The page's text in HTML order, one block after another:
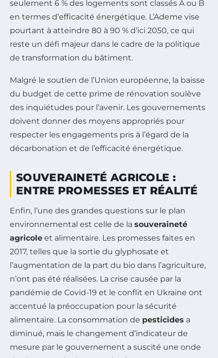
seulement 6 % des logements sont classés A ou B
en termes d’efficacité énergétique. L’Ademe vise
pourtant à atteindre 80 à 90 % d’ici 2050, ce qui
reste un défi majeur dans le cadre de la politique
de transformation du bâtiment.
Malgré le soutien de l’Union européenne, la baisse
du budget de cette prime de rénovation soulève
des inquiétudes pour l’avenir. Les gouvernements
doivent donner des moyens appropriés pour
respecter les engagements pris à l’égard de la
décarbonation et de l’efficacité énergétique.
SOUVERAINETÉ AGRICOLE :
ENTRE PROMESSES ET RÉALITÉ
Enfin, l’une des grandes questions sur le plan
environnemental est celle de la souveraineté
agricole et alimentaire. Les promesses faites en
2017, telles que la sortie du glyphosate et
l’augmentation de la part du bio dans l’agriculture,
n’ont pas été réalisées. La crise causée par la
pandémie de Covid-19 et le conflit en Ukraine ont
accentué la préoccupation pour la sécurité
alimentaire. La consommation de pesticides a
diminué, mais le changement d’indicateur de
mesure par le gouvernement a suscité une onde